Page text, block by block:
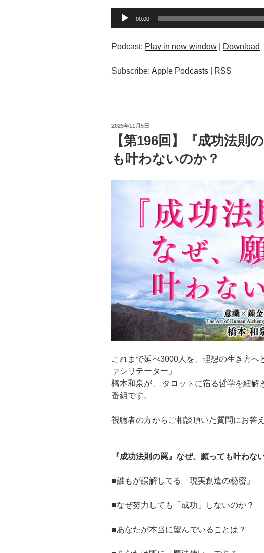
レ
ヤ
00:00
Podcast: Play in new window Download
Subscribe: Apple Podcasts RSS
投
2025年11月5日
【第196回】『成功法則
も叶わないのか？
これまで延べ3000人を、理想の生き方へ
ァシリテーター」
橋本和泉が、 タロットに宿る哲学を紐解
番組です。
視聴者の方からご相談頂いた質問にお答
『成功法則の罠』なぜ、願っても叶わな
■誰もが誤解してる「現実創造の秘密」
■なぜ努力しても「成功」しないのか？
■あなたが本当に望んでいることは？